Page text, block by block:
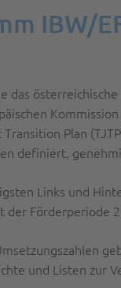
IBW/
das österreichische
Plan
definiert,
Links und
der Förderperiode
und Listen zur